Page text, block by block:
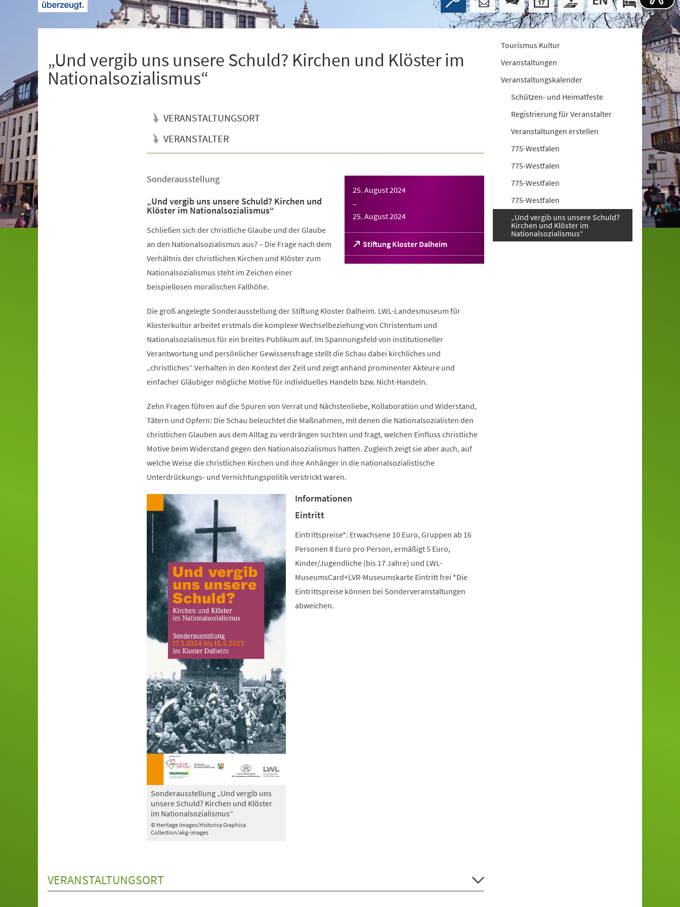
„Und vergib uns unsere Schuld? Kirchen und Klöster im
Nationalsozialismus“
VERANSTALTUNGSORT
VERANSTALTER
25. August 2024
–
25. August 2024
Stiftung Kloster Dalheim
(Öffnet
in
einem
Sonderausstellung
„Und vergib uns unsere Schuld? Kirchen und
Klöster im Nationalsozialismus“
Schließen sich der christliche Glaube und der Glaube
an den Nationalsozialismus aus? – Die Frage nach dem
Verhältnis der christlichen Kirchen und Klöster zum
Nationalsozialismus steht im Zeichen einer
beispiellosen moralischen Fallhöhe.
Die groß angelegte Sonderausstellung der Stiftung Kloster Dalheim. LWL-Landesmuseum für
Klosterkultur arbeitet erstmals die komplexe Wechselbeziehung von Christentum und
Nationalsozialismus für ein breites Publikum auf. Im Spannungsfeld von institutioneller
Verantwortung und persönlicher Gewissensfrage stellt die Schau dabei kirchliches und
„christliches“ Verhalten in den Kontext der Zeit und zeigt anhand prominenter Akteure und
einfacher Gläubiger mögliche Motive für individuelles Handeln bzw. Nicht-Handeln.
Zehn Fragen führen auf die Spuren von Verrat und Nächstenliebe, Kollaboration und Widerstand,
Tätern und Opfern: Die Schau beleuchtet die Maßnahmen, mit denen die Nationalsozialisten den
christlichen Glauben aus dem Alltag zu verdrängen suchten und fragt, welchen Einfluss christliche
Motive beim Widerstand gegen den Nationalsozialismus hatten. Zugleich zeigt sie aber auch, auf
welche Weise die christlichen Kirchen und ihre Anhänger in die nationalsozialistische
Unterdrückungs- und Vernichtungspolitik verstrickt waren.
© Heritage Images/Historica Graphica
Collection/akg-images
Sonderausstellung „Und vergib uns
unsere Schuld? Kirchen und Klöster
im Nationalsozialismus“
Informationen
Eintritt
Eintrittspreise*: Erwachsene 10 Euro, Gruppen ab 16
Personen 8 Euro pro Person, ermäßigt 5 Euro,
Kinder/Jugendliche (bis 17 Jahre) und LWL-
MuseumsCard+LVR-Museumskarte Eintritt frei *Die
Eintrittspreise können bei Sonderveranstaltungen
abweichen.
VERANSTALTUNGSORT
Tourismus Kultur
Veranstaltungen
Veranstaltungskalender
Schützen- und Heimatfeste
Registrierung für Veranstalter
Veranstaltungen erstellen
775-Westfalen
775-Westfalen
775-Westfalen
775-Westfalen
„Und vergib uns unsere Schuld?
Kirchen und Klöster im
Nationalsozialismus“